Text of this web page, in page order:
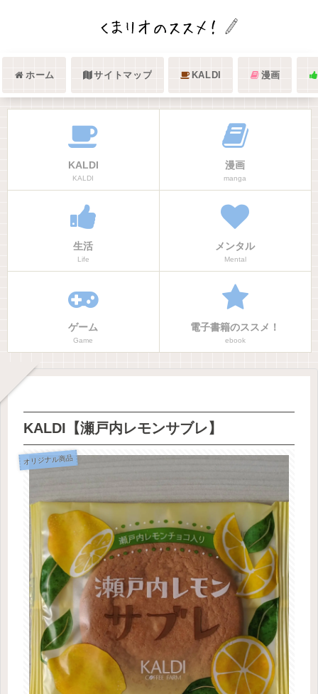
ホーム サイトマップ KALDI 漫画
KALDI
KALDI
漫画
manga
生活
Life
メンタル
Mental
ゲーム
Game
電子書籍のススメ！
ebook
KALDI【瀬戸内レモンサブレ】
オリジナル商品